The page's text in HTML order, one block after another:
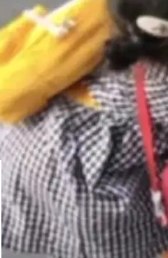
续腾讯网平将
高性能通信组
中实现了一
擎（Engine），
越来越多企业已
过调用公有云模
效率。但随着 AI
团队级、组织
中，对安全性、
求。 首先是数据
通研发场景，公
提升的需求。
据安全要求较...
布《2025年人工
展示人工智能在
座、行业赋能、
方向。深信服
选！ 随着各行
力构成形态逐
生变化：不只是
算力时代下，
利用，以及持
信服AI算力网关
治理和成本治
力都看得清、管
！ 一、从现在开
时代的结
作者之一。
的作者之一。
科学家。 Jeff D
宣布离职。 他
Sanjay Ghema
Dean 二十多
Bigtable 的共同
核心成员，Se
以及 Oriol Vin
：界面
索增强
智能体，这一轮
三件事一次补
是杭州无
能体——一位全
需求、规划步
台，curl 一行
GitCode · GitHu
Coding
）
与价值 在软件工
资产的主要载
十万乃至数百万